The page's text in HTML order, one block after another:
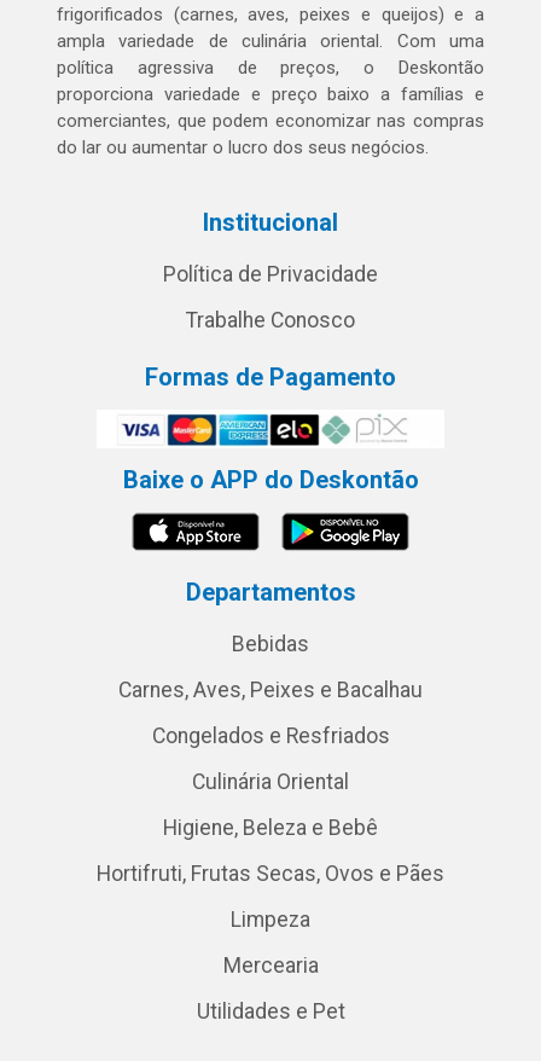
frigorificados (carnes, aves, peixes e queijos) e a
ampla variedade de culinária oriental. Com uma
política agressiva de preços, o Deskontão
proporciona variedade e preço baixo a famílias e
comerciantes, que podem economizar nas compras
do lar ou aumentar o lucro dos seus negócios.
Institucional
Política de Privacidade
Trabalhe Conosco
Formas de Pagamento
Baixe o APP do Deskontão
Departamentos
Bebidas
Carnes, Aves, Peixes e Bacalhau
Congelados e Resfriados
Culinária Oriental
Higiene, Beleza e Bebê
Hortifruti, Frutas Secas, Ovos e Pães
Limpeza
Mercearia
Utilidades e Pet